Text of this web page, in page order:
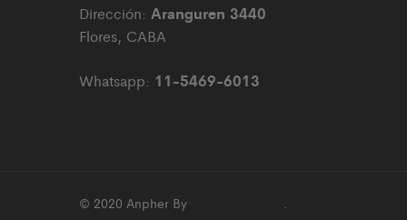
Dirección: Aranguren 3440
Flores, CABA
Whatsapp: 11-5469-6013
© 2020 Anpher By